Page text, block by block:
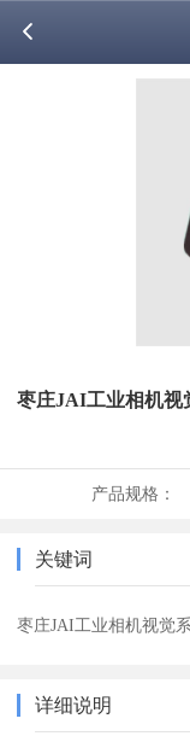
枣庄JAI工业相机视
产品规格：
关键词
枣庄JAI工业相机视觉
详细说明